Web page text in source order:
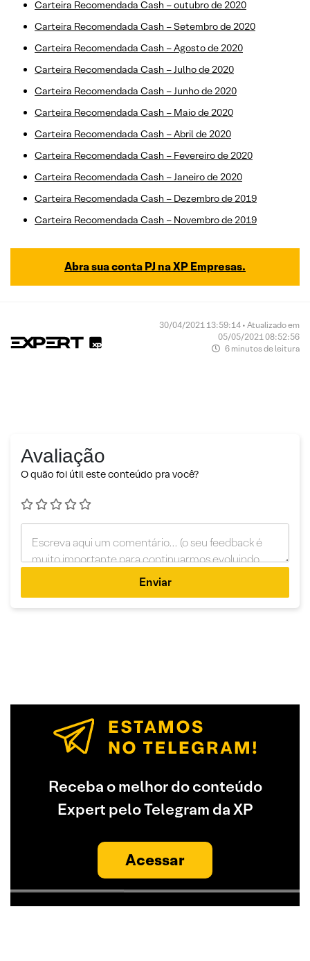
Carteira Recomendada Cash – outubro de 2020
Carteira Recomendada Cash – Setembro de 2020
Carteira Recomendada Cash – Agosto de 2020
Carteira Recomendada Cash – Julho de 2020
Carteira Recomendada Cash – Junho de 2020
Carteira Recomendada Cash – Maio de 2020
Carteira Recomendada Cash – Abril de 2020
Carteira Recomendada Cash – Fevereiro de 2020
Carteira Recomendada Cash – Janeiro de 2020
Carteira Recomendada Cash – Dezembro de 2019
Carteira Recomendada Cash – Novembro de 2019
Abra sua conta PJ na XP Empresas.
30/04/2021 13:59:14 • Atualizado em
05/05/2021 08:52:56
6 minutos de leitura
Avaliação
O quão foi útil este conteúdo pra você?
Enviar
Receba o melhor do conteúdo
Expert pelo Telegram da XP
Acessar